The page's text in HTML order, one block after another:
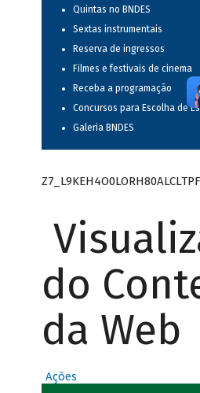
Quintas no BNDES
Sextas instrumentais
Reserva de ingressos
Filmes e festivais de cinema
Receba a programação
Concursos para Escolha de
Galeria BNDES
do
da Web
Ações